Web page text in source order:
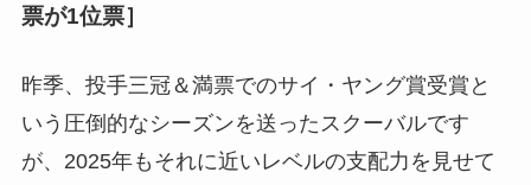
票が1位票］
昨季、投手三冠＆満票でのサイ・ヤング賞受賞と
いう圧倒的なシーズンを送ったスクーバルです
が、2025年もそれに近いレベルの支配力を見せて